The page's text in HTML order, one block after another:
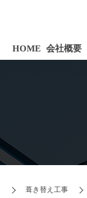
HOME 会社概要
葺き替え工事